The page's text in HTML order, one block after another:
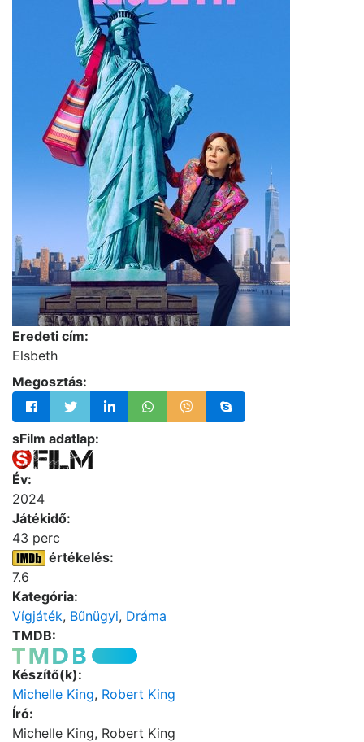
Eredeti cím:
Elsbeth
Megosztás:
sFilm adatlap:
Év:
2024
Játékidő:
43 perc
értékelés:
7.6
Kategória:
Vígjáték, Bűnügyi, Dráma
TMDB:
Készítő(k):
Michelle King, Robert King
Író:
Michelle King, Robert King